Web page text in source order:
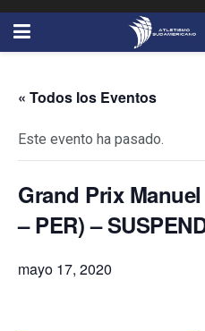
« Todos los Eventos
Este evento ha pasado.
Grand Prix
– PER) –
mayo 17, 2020